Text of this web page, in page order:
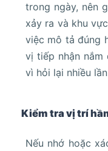
trong ngày, nên
xảy ra và khu
việc mô tả đúng
vị tiếp nhận nắm
vì hỏi lại nhiều
Kiểm tra vị trí
Nếu nhớ hoặc